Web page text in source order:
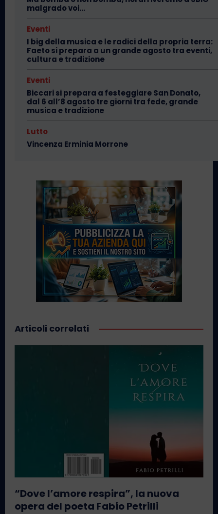
malgrado voi…
Eventi
I big della musica e le radici della propria terra:
Faeto si prepara a un grande agosto tra eventi,
cultura e tradizione
Eventi
Biccari si prepara a festeggiare San Donato,
dal 6 all’8 agosto tre giorni tra fede, grande
musica e tradizione
Lutto
Vincenza Erminia Morrone
Articoli correlati
“Dove l’amore respira”, la nuova
opera del poeta Fabio Petrilli